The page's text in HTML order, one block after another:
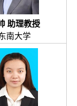
助理教授
南大学